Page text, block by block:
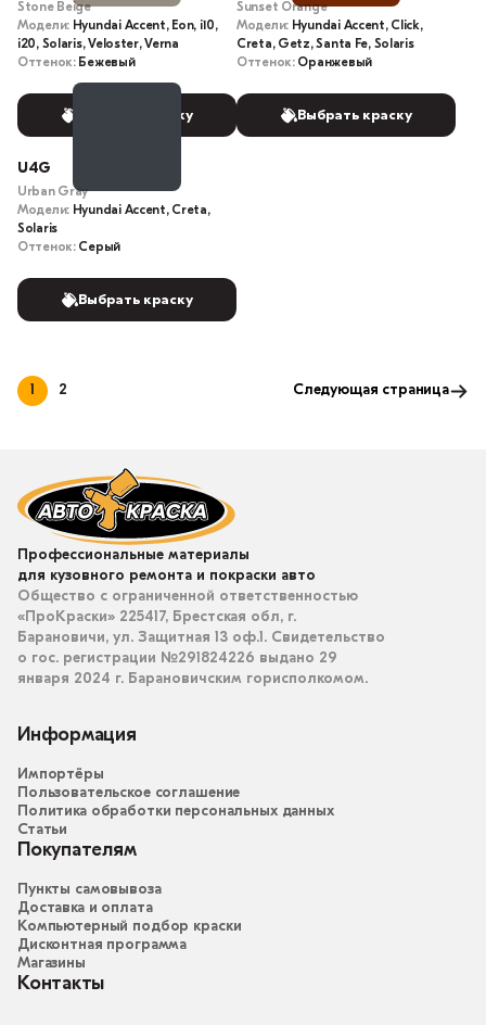
Stone Beige
Модели: Hyundai Accent, Eon, i10,
i20, Solaris, Veloster, Verna
Оттенок: Бежевый
Выбрать краску
Sunset Orange
Модели: Hyundai Accent, Click,
Creta, Getz, Santa Fe, Solaris
Оттенок: Оранжевый
Выбрать краску
U4G
Urban Gray
Модели: Hyundai Accent, Creta,
Solaris
Оттенок: Серый
Выбрать краску
1 2 Следующая страница
Профессиональные материалы
для кузовного ремонта и покраски авто
Общество с ограниченной ответственностью
«ПроКраски» 225417, Брестская обл, г.
Барановичи, ул. Защитная 13 оф.1. Свидетельство
о гос. регистрации №291824226 выдано 29
января 2024 г. Барановичским горисполкомом.
Информация
Импортёры
Пользовательское соглашение
Политика обработки персональных данных
Статьи
Покупателям
Пункты самовывоза
Доставка и оплата
Компьютерный подбор краски
Дисконтная программа
Магазины
Контакты